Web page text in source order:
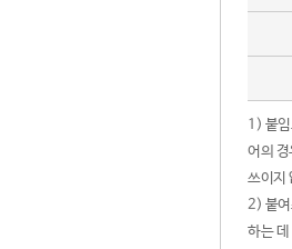
1) 붙
어의
쓰이지
2) 붙여
하는